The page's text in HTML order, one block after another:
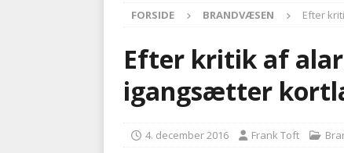
[ 5. august 2026 ] Ny
[ 4. august 2026 ]
[ 4. august 2026 ] Ny
kriminalitet
POLITI
FORSIDE BRANDVÆSEN Efter
Efter kritik af
igangsætter
4. december 2016 Frank Toft